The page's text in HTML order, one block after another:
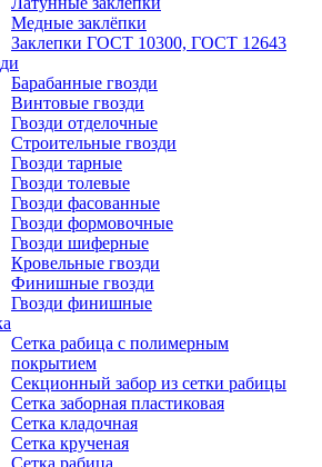
Медные заклёпки
Заклепки ГОСТ 10300, ГОСТ 12643
Барабанные гвозди
Винтовые гвозди
Гвозди отделочные
Строительные гвозди
Гвозди тарные
Гвозди толевые
Гвозди фасованные
Гвозди формовочные
Гвозди шиферные
Кровельные гвозди
Финишные гвозди
Гвозди финишные
Сетка рабица с полимерным
покрытием
Секционный забор из сетки рабицы
Сетка заборная пластиковая
Сетка кладочная
Сетка крученая
Сетка рабица